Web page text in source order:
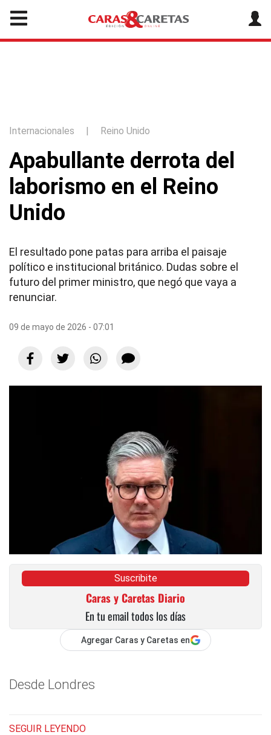
Internacionales | Reino Unido
Apabullante derrota del
laborismo en el Reino
Unido
El resultado pone patas para arriba el paisaje
político e institucional británico. Dudas sobre el
futuro del primer ministro, que negó que vaya a
renunciar.
09 de mayo de 2026 - 07:01
Suscribite
Caras y Caretas Diario
En tu email todos los días
Agregar Caras y Caretas en
Desde Londres
SEGUIR LEYENDO